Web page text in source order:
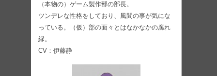
（本物の）ゲーム製作部の部⻑。
ツンデレな性格をしており、風間の事が気にな
っている。（仮）部の面々とはなかなかの腐れ
縁。
CV：伊藤静